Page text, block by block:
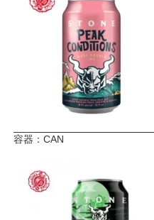
容器：CAN